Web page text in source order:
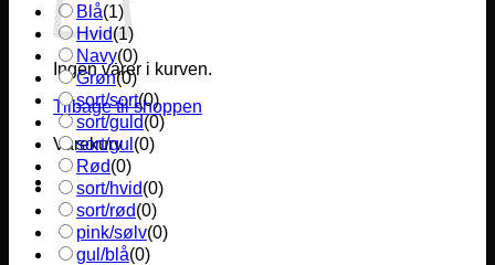
Ingen varer i kurven.
Tilbage til shoppen
Varekurv
Blå(1)
Hvid(1)
Navy(0)
Grøn(0)
sort/sort(0)
sort/guld(0)
sort/gul (0)
Rød(0)
sort/hvid(0)
sort/rød(0)
pink/sølv(0)
gul/blå(0)